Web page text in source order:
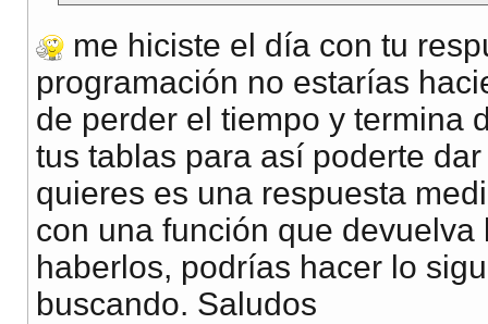
me hiciste el día con tu
programación no estarías
de perder el tiempo y termina
tus tablas para así poderte
quieres es una respuesta
con una función que
haberlos, podrías hacer lo
buscando. Saludos